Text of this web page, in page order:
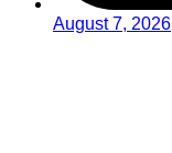
August 7, 2026